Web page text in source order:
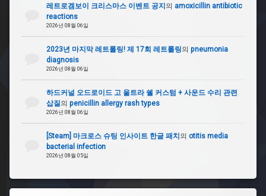
레트로겜보이 크리스마스 이벤트 공지의 amoxicillin antibiotic
reactions
2026년 08월 06일
2023년 마지막 레트롤링! 제 17회 레트롤링의 pneumonia
diagnosis
2026년 08월 06일
하드커널 오드로이드 고 울트라 쉘 커스텀 + 사운드 수리 관련
삽질의 penicillin allergy rash types
2026년 08월 06일
[Steam] 마크로스 슈팅 인사이트 한글 패치의 otitis media
bacterial infection
2026년 08월 05일